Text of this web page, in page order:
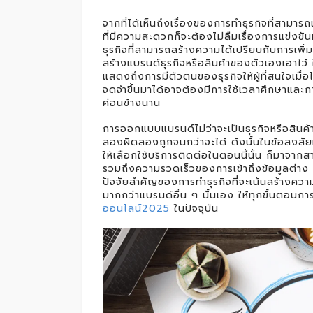
จากที่ได้เห็นถึงเรื่องของการทำธุรกิจที่สามา
ที่มีความสะดวกก็จะต้องไม่ลืมเรื่องการแข่งขั
ธุรกิจที่สามารถสร้างความได้เปรียบกับการเพิ่
สร้างแบรนด์ธุรกิจหรือสินค้าของตัวเองเอา
แสดงถึงการมีตัวตนของธุรกิจให้ผู้ที่สนใจเมื่อ
จดจำขึ้นมาได้อาจต้องมีการใช้เวลาศึกษาแล
ค่อนข้างนาน
การออกแบบแบรนด์ไม่ว่าจะเป็นธุรกิจหรือสิน
ลองผิดลองถูกจนกว่าจะได้ ดังนั้นในข้อสงสั
ให้เลือกใช้บริการติดต่อในตอนนี้นั้น ก็มาจาก
รวมถึงความรวดเร็วของการเข้าถึงข้อมูลต่า
ปัจจัยสำคัญของการทำธุรกิจที่จะเน้นสร้างคว
มากกว่าแบรนด์อื่น ๆ นั้นเอง ให้ทุกขั้นตอนก
ออนไลน์2025 ในปัจจุบัน